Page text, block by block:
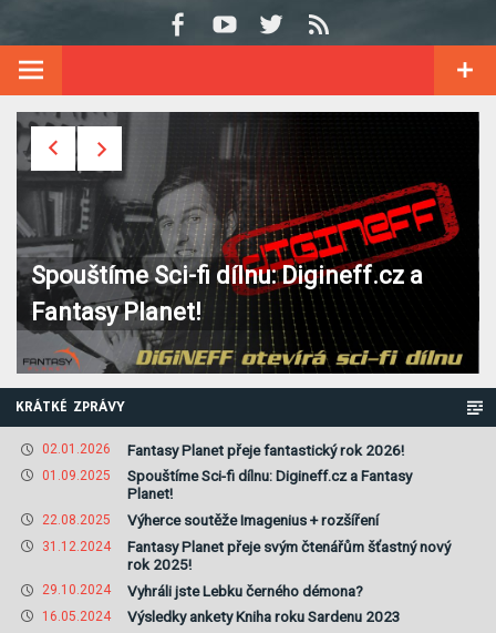
Spouštíme Sci-fi dílnu: Digineff.cz a
Fantasy Planet!
KRÁTKÉ ZPRÁVY
02.01.2026 Fantasy Planet přeje fantastický rok 2026!
01.09.2025
Spouštíme Sci-fi dílnu: Digineff.cz a Fantasy
Planet!
22.08.2025 Výherce soutěže Imagenius + rozšíření
31.12.2024
Fantasy Planet přeje svým čtenářům šťastný nový
rok 2025!
29.10.2024 Vyhráli jste Lebku černého démona?
16.05.2024 Výsledky ankety Kniha roku Sardenu 2023